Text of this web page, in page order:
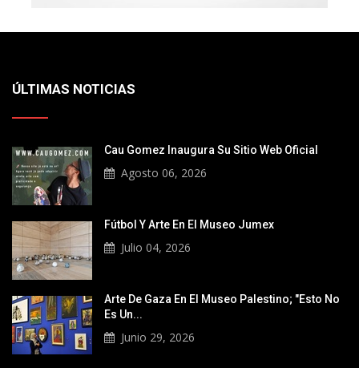
ÚLTIMAS NOTICIAS
Cau Gomez Inaugura Su Sitio Web Oficial
Agosto 06, 2026
Fútbol Y Arte En El Museo Jumex
Julio 04, 2026
Arte De Gaza En El Museo Palestino; "Esto No
Es Un...
Junio 29, 2026